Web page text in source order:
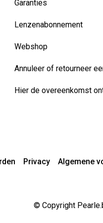
Garanties
Lenzenabonnement
Webshop
Annuleer of retourneer
Hier de overeenkomst
Privacy Algemene
© Copyright